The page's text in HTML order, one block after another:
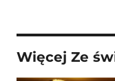
Więcej Ze